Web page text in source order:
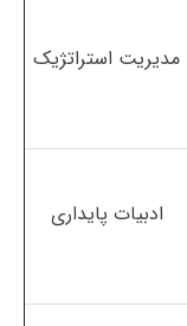
مدیریت استراتژیک
ادبیات پایداری